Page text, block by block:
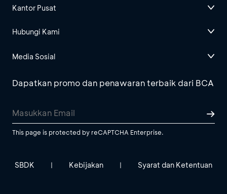
Kantor Pusat
Hubungi Kami
Media Sosial
Dapatkan promo dan penawaran terbaik dari BCA
This page is protected by reCAPTCHA Enterprise.
SBDK | Kebijakan | Syarat dan Ketentuan